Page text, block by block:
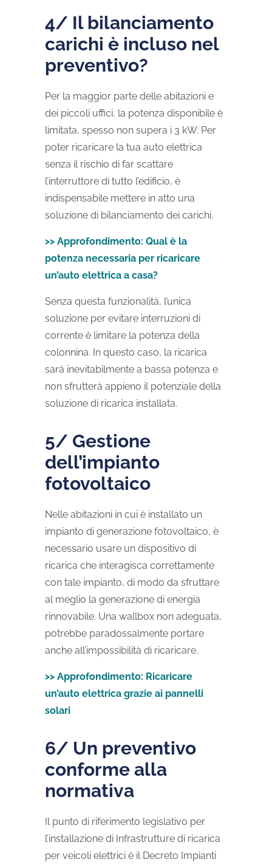
4/ Il bilanciamento
carichi è incluso nel
preventivo?
Per la maggior parte delle abitazioni e
dei piccoli uffici, la potenza disponibile è
limitata, spesso non supera i 3 kW. Per
poter ricaricare la tua auto elettrica
senza il rischio di far scattare
l’interruttore di tutto l’edificio, è
indispensabile mettere in atto una
soluzione di bilanciamento dei carichi.
>> Approfondimento: Qual è la
potenza necessaria per ricaricare
un’auto elettrica a casa?
Senza questa funzionalità, l’unica
soluzione per evitare interruzioni di
corrente è limitare la potenza della
colonnina. In questo caso, la ricarica
sarà inevitabilmente a bassa potenza e
non sfrutterà appieno il potenziale della
soluzione di ricarica installata.
5/ Gestione
dell’impianto
fotovoltaico
Nelle abitazioni in cui è installato un
impianto di generazione fotovoltaico, è
necessario usare un dispositivo di
ricarica che interagisca correttamente
con tale impianto, di modo da sfruttare
al meglio la generazione di energia
rinnovabile. Una wallbox non adeguata,
potrebbe paradossalmente portare
anche all’impossibilità di ricaricare.
>> Approfondimento: Ricaricare
un’auto elettrica grazie ai pannelli
solari
6/ Un preventivo
conforme alla
normativa
Il punto di riferimento legislativo per
l’installazione di Infrastrutture di ricarica
per veicoli elettrici è il Decreto Impianti